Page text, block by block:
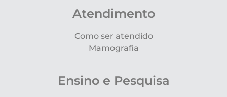
Atendimento
Como ser atendido
Mamografia
Ensino e Pesquisa